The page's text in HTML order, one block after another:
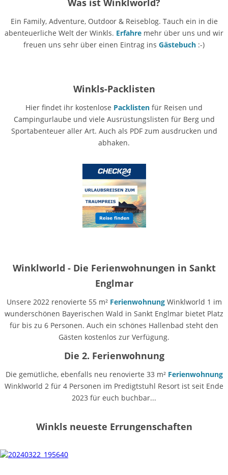
Was ist Winklworld?
Ein Family, Adventure, Outdoor & Reiseblog. Tauch ein in die
abenteuerliche Welt der Winkls. Erfahre mehr über uns und wir
freuen uns sehr über einen Eintrag ins Gästebuch :-)
Winkls-Packlisten
Hier findet ihr kostenlose Packlisten für Reisen und
Campingurlaube und viele Ausrüstungslisten für Berg und
Sportabenteuer aller Art. Auch als PDF zum ausdrucken und
abhaken.
Winklworld - Die Ferienwohnungen in Sankt
Englmar
Unsere 2022 renovierte 55 m² FerienwohnungWinklworld 1 im
wunderschönen Bayerischen Wald in Sankt Englmar bietet Platz
für bis zu 6 Personen. Auch ein schönes Hallenbad steht den
Gästen kostenlos zur Verfügung.
Die 2. Ferienwohnung
Die gemütliche, ebenfalls neu renovierte 33 m² Ferienwohnung
Winklworld 2 für 4 Personen im Predigtstuhl Resort ist seit Ende
2023 für euch buchbar...
Winkls neueste Errungenschaften